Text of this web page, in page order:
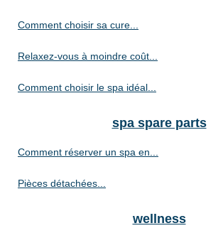
Comment choisir sa cure...
Relaxez-vous à moindre coût...
Comment choisir le spa idéal...
spa spare parts
Comment réserver un spa en...
Pièces détachées...
wellness